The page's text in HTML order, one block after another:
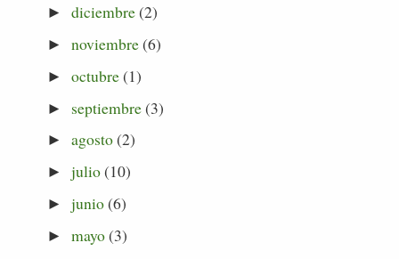
►diciembre(2)
►noviembre(6)
►octubre(1)
► septiembre(3)
►agosto(2)
►julio(10)
►junio(6)
►mayo(3)